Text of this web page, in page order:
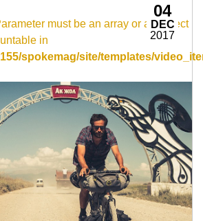
must be an array or an object
in
spokemag/site/templates/
04
DEC
2017